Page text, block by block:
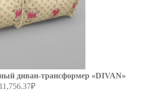
диван-трансформер «DIVAN»
11,756.37₽